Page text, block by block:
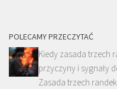
POLECAMY PRZECZYTAĆ
Kiedy zasada trzech
przyczyny i sygnały
Zasada trzech